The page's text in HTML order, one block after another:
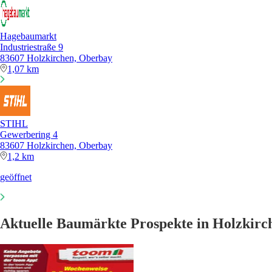
Hagebaumarkt
Industriestraße 9
83607 Holzkirchen, Oberbay
1,07 km
STIHL
Gewerbering 4
83607 Holzkirchen, Oberbay
1,2 km
geöffnet
Aktuelle Baumärkte Prospekte in